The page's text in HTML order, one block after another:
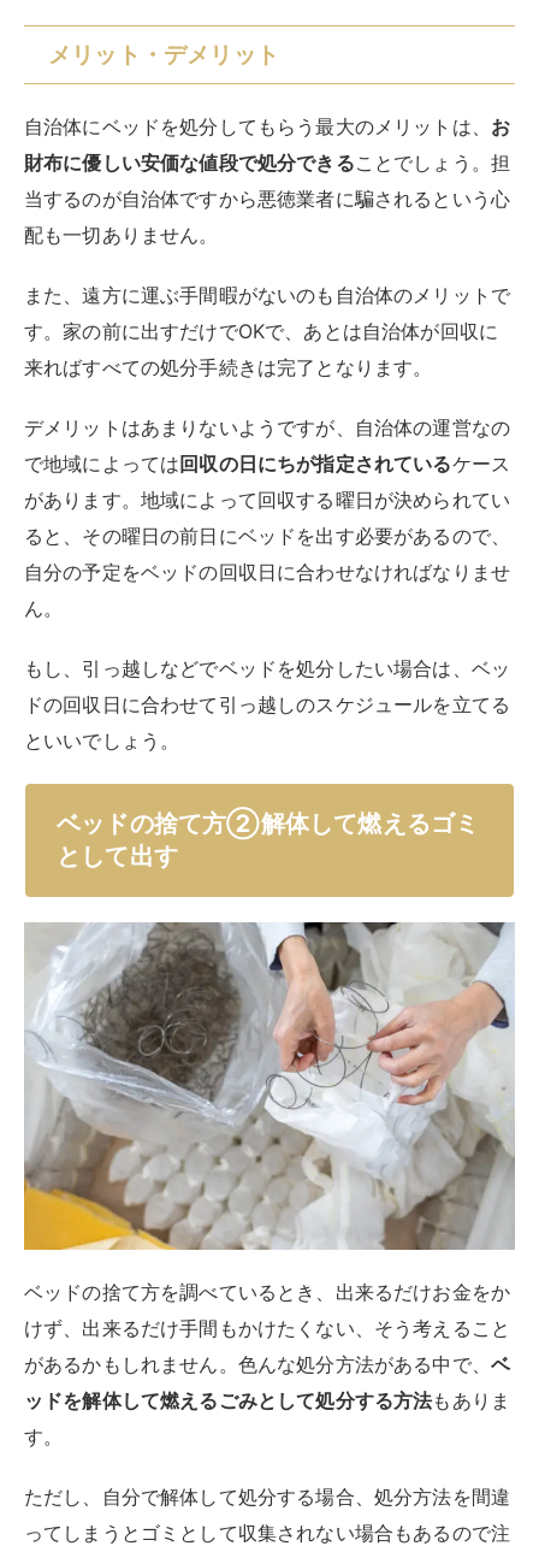
メリット・デメリット
自治体にベッドを処分してもらう最大のメリットは、 お
財布に優しい安価な値段で処分できることでしょう。担
当するのが自治体ですから悪徳業者に騙されるという心
配も一切ありません。
また、遠方に運ぶ手間暇がないのも自治体のメリットで
す。家の前に出すだけでOKで、あとは自治体が回収に
来ればすべての処分手続きは完了となります。
デメリットはあまりないようですが、自治体の運営なの
で地域によっては 回収の日にちが指定されているケース
があります。地域によって回収する曜日が決められてい
ると、その曜日の前日にベッドを出す必要があるので、
自分の予定をベッドの回収日に合わせなければなりませ
ん。
もし、引っ越しなどでベッドを処分したい場合は、ベッ
ドの回収日に合わせて引っ越しのスケジュールを立てる
といいでしょう。
ベッドの捨て方②解体して燃えるゴミ
として出す
ベッドの捨て方を調べているとき、出来るだけお金をか
けず、出来るだけ手間もかけたくない、そう考えること
があるかもしれません。色んな処分方法がある中で、 ベ
ッドを解体して燃えるごみとして処分する方法もありま
す。
ただし、自分で解体して処分する場合、処分方法を間違
ってしまうとゴミとして収集されない場合もあるので注